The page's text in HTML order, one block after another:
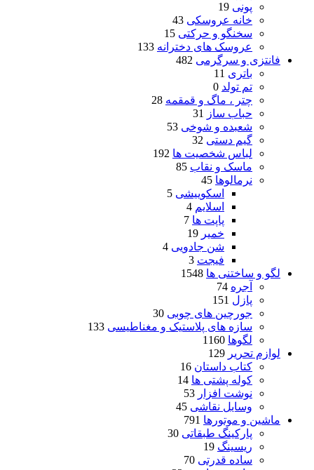
پونی 19
خانه عروسکی 43
سخنگو و حرکتی 15
عروسک های دخترانه 133
فانتزی و سرگرمی 482
باتری 11
تم تولد 0
چتر ، ماگ و قمقمه 28
حباب ساز
31
شعبده و شوخی 53
گیم دستی 32
لباس شخصیت ها 192
ماسک و نقاب 85
نرمالوها 45
اسکوییشی 5
اسلایم 4
پاپت ها 7
خمیر 19
شن جادویی 4
فیجت 3
لگو و ساختنی ها 1548
آجره 74
پازل 151
جورچین های چوبی 30
سازه های پلاستیک و مغناطیسی 133
لگوها 1160
لوازم تحریر 129
کتاب داستان 16
کوله پشتی ها 14
نوشت افزار 53
وسایل نقاشی 45
ماشین و موتورها 791
پارکینگ طبقاتی 30
ریسینگ 19
ساده قدرتی 70